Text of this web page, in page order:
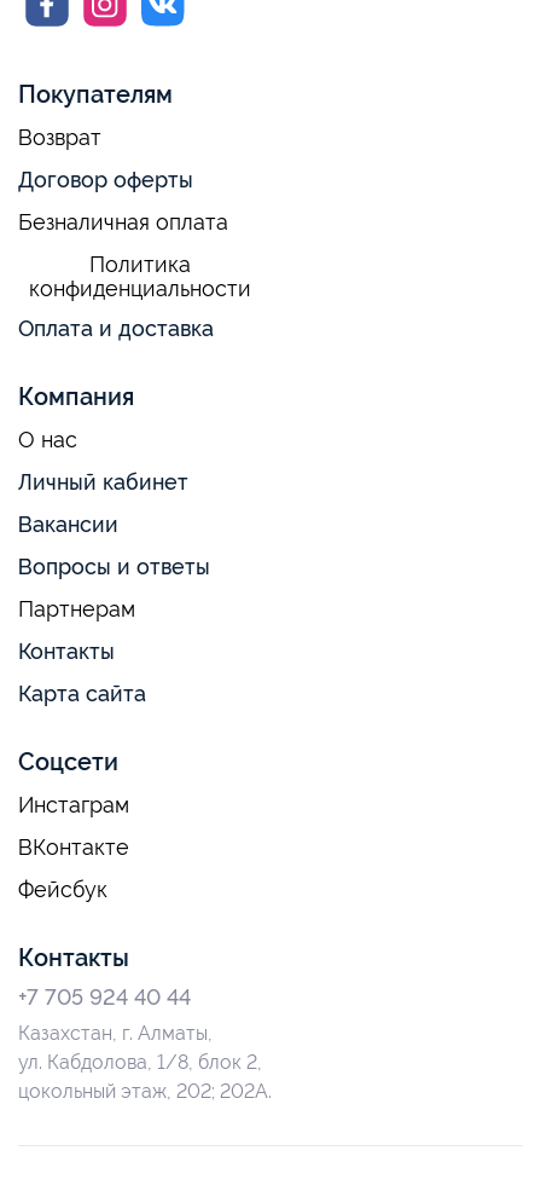
Покупателям
Возврат
Договор оферты
Безналичная оплата
Политика
конфиденциальности
Оплата и доставка
Компания
О нас
Личный кабинет
Вакансии
Вопросы и ответы
Партнерам
Контакты
Карта сайта
Соцсети
Инстаграм
ВКонтакте
Фейсбук
Контакты
+7 705 924 40 44
Казахстан, г. Алматы,
ул. Кабдолова, 1/8, блок 2,
цокольный этаж, 202; 202А.